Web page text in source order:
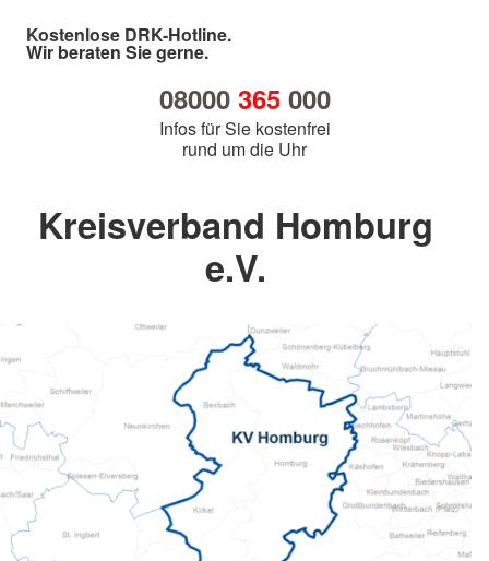
Kostenlose DRK-Hotline.
Wir beraten Sie gerne.
08000 365000
Infos für Sie kostenfrei
rund um die Uhr
Kreisverband Homburg
e.V.